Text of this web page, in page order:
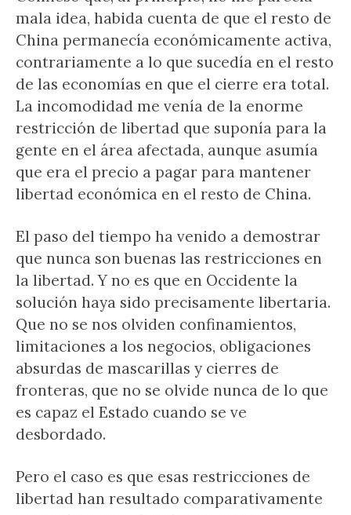
mala idea, habida cuenta de que el resto de
China permanecía económicamente activa,
contrariamente a lo que sucedía en el resto
de las economías en que el cierre era total.
La incomodidad me venía de la enorme
restricción de libertad que suponía para la
gente en el área afectada, aunque asumía
que era el precio a pagar para mantener
libertad económica en el resto de China.
El paso del tiempo ha venido a demostrar
que nunca son buenas las restricciones en
la libertad. Y no es que en Occidente la
solución haya sido precisamente libertaria.
Que no se nos olviden confinamientos,
limitaciones a los negocios, obligaciones
absurdas de mascarillas y cierres de
fronteras, que no se olvide nunca de lo que
es capaz el Estado cuando se ve
desbordado.
Pero el caso es que esas restricciones de
libertad han resultado comparativamente